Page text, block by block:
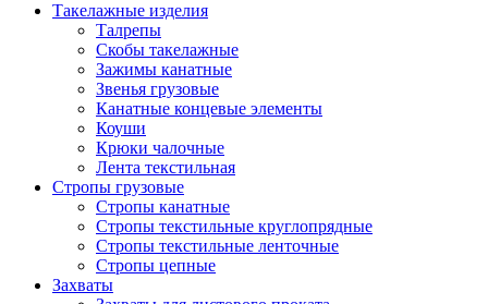
Такелажные изделия
Талрепы
Скобы такелажные
Зажимы канатные
Звенья грузовые
Канатные концевые элементы
Коуши
Крюки чалочные
Лента текстильная
Стропы грузовые
Стропы канатные
Стропы текстильные круглопрядные
Стропы текстильные ленточные
Стропы цепные
Захваты